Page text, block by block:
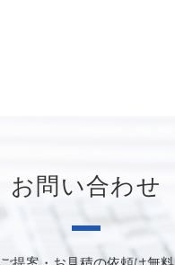
お問い合わせ